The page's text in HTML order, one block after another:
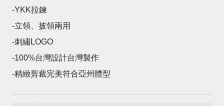
-YKK拉鍊
-立領、披領兩用
-刺繡LOGO
-100%台灣設計台灣製作
-精緻剪裁完美符合亞州體型